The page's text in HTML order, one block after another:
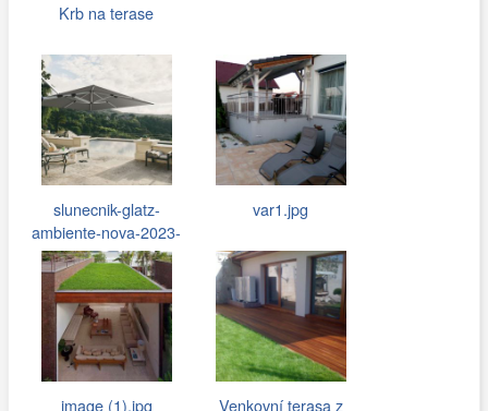
Krb na terase
slunecnik-glatz-
ambiente-nova-2023-
1300x.jpg
var1.jpg
image (1).jpg Venkovní terasa z